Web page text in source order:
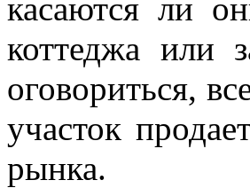
касаются ли
коттеджа или
оговориться,
участок
рынка.